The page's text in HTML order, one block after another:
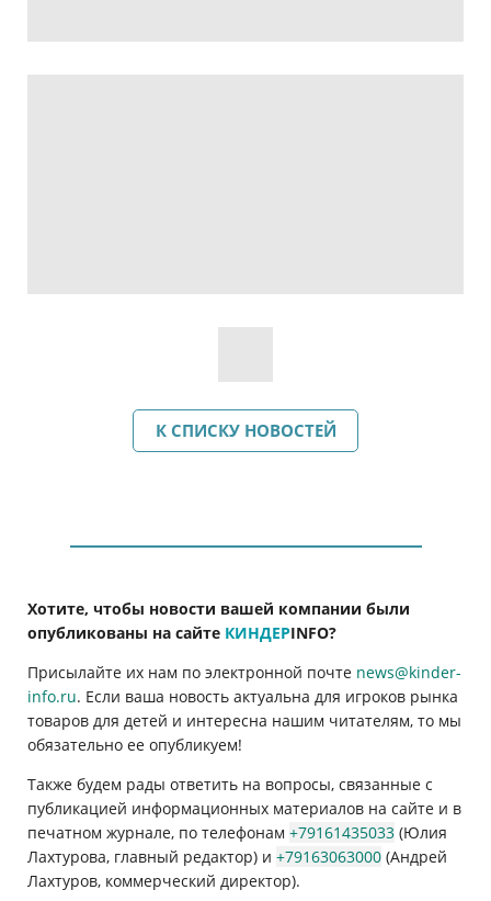
К СПИСКУ НОВОСТЕЙ
Хотите, чтобы новости вашей компании были
опубликованы на сайте КИНДЕРINFO?
Присылайте их нам по электронной почте news@kinder-
info.ru. Если ваша новость актуальна для игроков рынка
товаров для детей и интересна нашим читателям, то мы
обязательно ее опубликуем!
Также будем рады ответить на вопросы, связанные с
публикацией информационных материалов на сайте и в
печатном журнале, по телефонам +79161435033 (Юлия
Лахтурова, главный редактор) и +79163063000 (Андрей
Лахтуров, коммерческий директор).